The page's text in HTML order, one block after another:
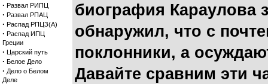
· Развал РИПЦ
· Развал РПАЦ
· Распад РПЦЗ(А)
· Распад ИПЦ
Греции
· Царский путь
· Белое Дело
· Дело о Белом
Деле
биография Караулова
обнаружил, что с
поклонники, а
Давайте сравним эти